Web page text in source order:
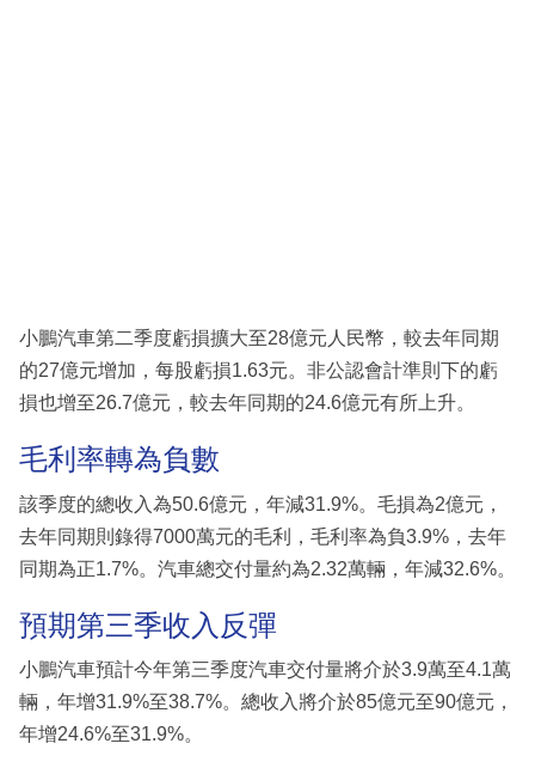
區
小鵬汽車第二季度虧損擴大至28億元人民幣，較去年同期
的27億元增加，每股虧損1.63元。非公認會計準則下的虧
損也增至26.7億元，較去年同期的24.6億元有所上升。
毛利率轉為負數
該季度的總收入為50.6億元，年減31.9%。毛損為2億元，
去年同期則錄得7000萬元的毛利，毛利率為負3.9%，去年
同期為正1.7%。汽車總交付量約為2.32萬輛，年減32.6%。
預期第三季收入反彈
小鵬汽車預計今年第三季度汽車交付量將介於3.9萬至4.1萬
輛，年增31.9%至38.7%。總收入將介於85億元至90億元，
年增24.6%至31.9%。